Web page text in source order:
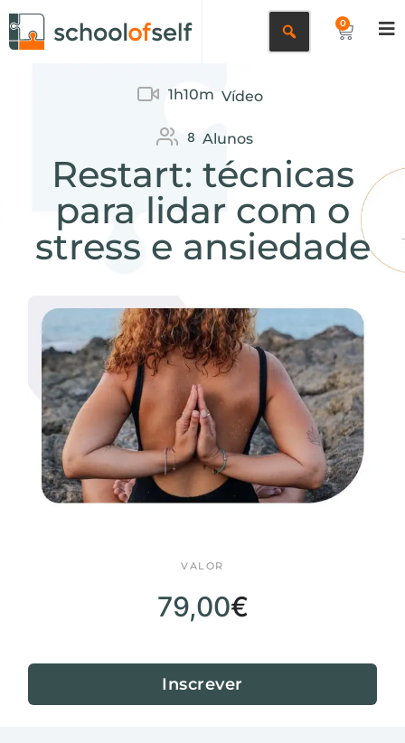
0
1h10m Vídeo
8 Alunos
Restart: técnicas
para lidar com o
stress e ansiedade
VALOR
79,00€
Inscrever